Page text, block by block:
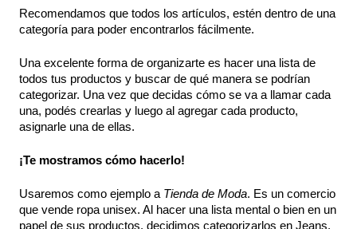
Recomendamos que todos los artículos, estén dentro de una
categoría para poder encontrarlos fácilmente.
Una excelente forma de organizarte es hacer una lista de
todos tus productos y buscar de qué manera se podrían
categorizar. Una vez que decidas cómo se va a llamar cada
una, podés crearlas y luego al agregar cada producto,
asignarle una de ellas.
¡Te mostramos cómo hacerlo!
Usaremos como ejemplo a Tienda de Moda. Es un comercio
que vende ropa unisex. Al hacer una lista mental o bien en un
papel de sus productos, decidimos categorizarlos en Jeans,